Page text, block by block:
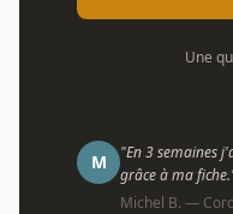
Une
M
"En 3 semaines
grâce à ma
Michel B. —